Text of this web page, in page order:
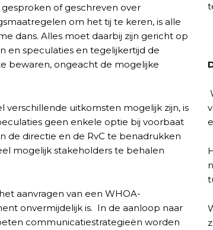
of geschreven over
om het tij te keren, is alle
dans. Alles moet daarbij zijn gericht op
en speculaties en tegelijkertijd de
bewaren, ongeacht de mogelijke
uitkomsten mogelijk zijn, is
geen enkele optie bij voorbaat
de directie en de RvC te benadrukken
mogelijk stakeholders te behalen
aanvragen van een WHOA-
onvermijdelijk is. In de aanloop naar
communicatiestrategieën worden